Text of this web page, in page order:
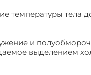
температуры тела
и
выделением